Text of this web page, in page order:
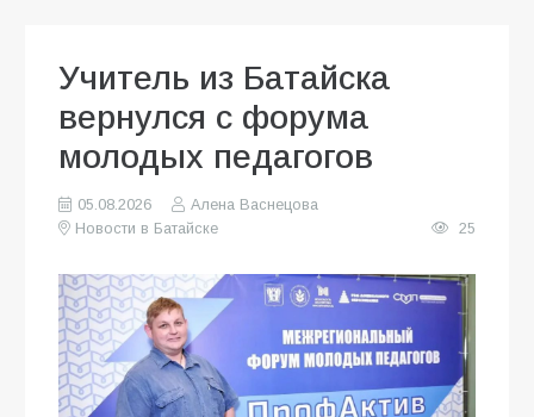
Учитель из Батайска
вернулся с форума
молодых педагогов
05.08.2026
Алена Васнецова
Новости в Батайске
25